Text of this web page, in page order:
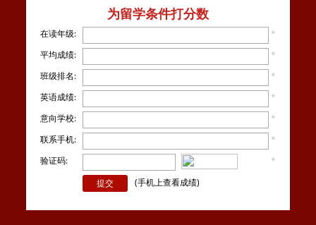
为留学条件打分数
在读年级:
*
平均成绩:
*
班级排名:
*
英语成绩:
*
意向学校:
*
联系手机:
*
验证码:
清楚？
*
(手机上查看成绩)